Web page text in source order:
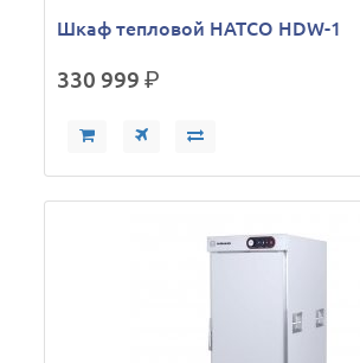
Шкаф тепловой HATCO HDW-1
330 999р.